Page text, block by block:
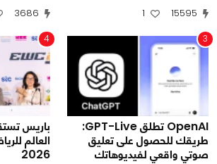
15595
1
3686
3
OpenAI تطلق GPT-Live:
طريقك للحصول على تعليق
صوتي واقعي لفيديوهاتك
4
باريس
العالم
2026